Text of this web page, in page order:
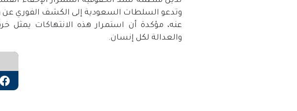
وتدعو السلطات السعودية إلى الكشف الفوري عن
عنه، مؤكدة أن استمرار هذه الانتهاكات يمثل
والعدالة لكل إنسان.